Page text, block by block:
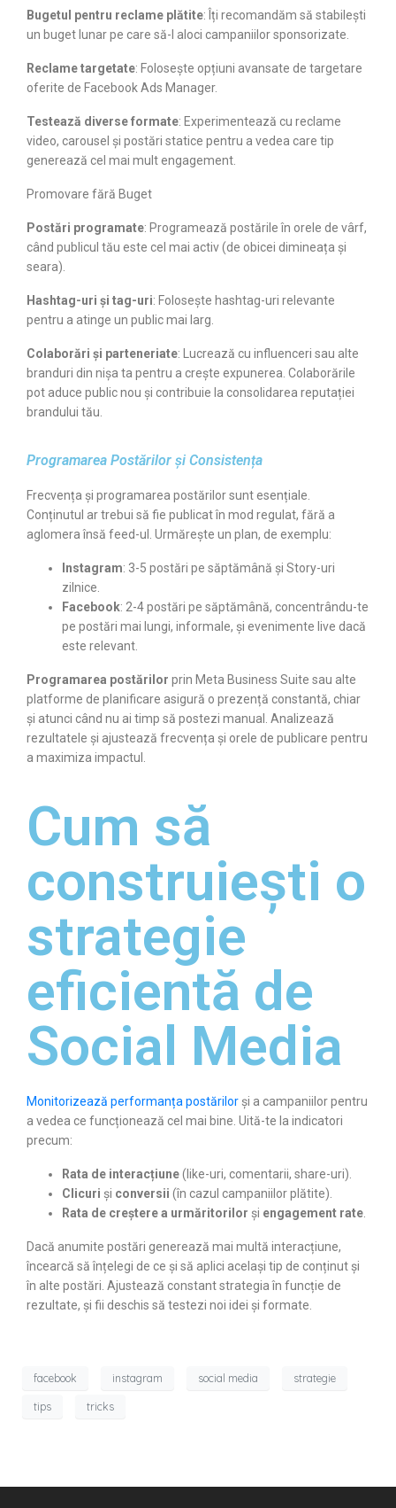
Bugetul pentru reclame plătite: Îți recomandăm să stabilești
un buget lunar pe care să-l aloci campaniilor sponsorizate.
Reclame targetate: Folosește opțiuni avansate de targetare
oferite de Facebook Ads Manager.
Testează diverse formate: Experimentează cu reclame
video, carousel și postări statice pentru a vedea care tip
generează cel mai mult engagement.
Promovare fără Buget
Postări programate: Programează postările în orele de vârf,
când publicul tău este cel mai activ (de obicei dimineața și
seara).
Hashtag-uri și tag-uri: Folosește hashtag-uri relevante
pentru a atinge un public mai larg.
Colaborări și parteneriate: Lucrează cu influenceri sau alte
branduri din nișa ta pentru a crește expunerea. Colaborările
pot aduce public nou și contribuie la consolidarea reputației
brandului tău.
Programarea Postărilor și Consistența
Frecvența și programarea postărilor sunt esențiale.
Conținutul ar trebui să fie publicat în mod regulat, fără a
aglomera însă feed-ul. Urmărește un plan, de exemplu:
Instagram: 3-5 postări pe săptămână și Story-uri
zilnice.
Facebook: 2-4 postări pe săptămână, concentrându-te
pe postări mai lungi, informale, și evenimente live dacă
este relevant.
Programarea postărilor prin Meta Business Suite sau alte
platforme de planificare asigură o prezență constantă, chiar
și atunci când nu ai timp să postezi manual. Analizează
rezultatele și ajustează frecvența și orele de publicare pentru
a maximiza impactul.
Cum să
construiești o
strategie
eficientă de
Social Media
Monitorizează performanța postărilor și a campaniilor pentru
a vedea ce funcționează cel mai bine. Uită-te la indicatori
precum:
Rata de interacțiune(like-uri, comentarii, share-uri).
Clicuri și conversii (în cazul campaniilor plătite).
Rata de creștere a urmăritorilor și engagement rate
Dacă anumite postări generează mai multă interacțiune,
încearcă să înțelegi de ce și să aplici același tip de conținut și
în alte postări. Ajustează constant strategia în funcție de
rezultate, și fii deschis să testezi noi idei și formate.
facebook instagram social media strategie
tips tricks